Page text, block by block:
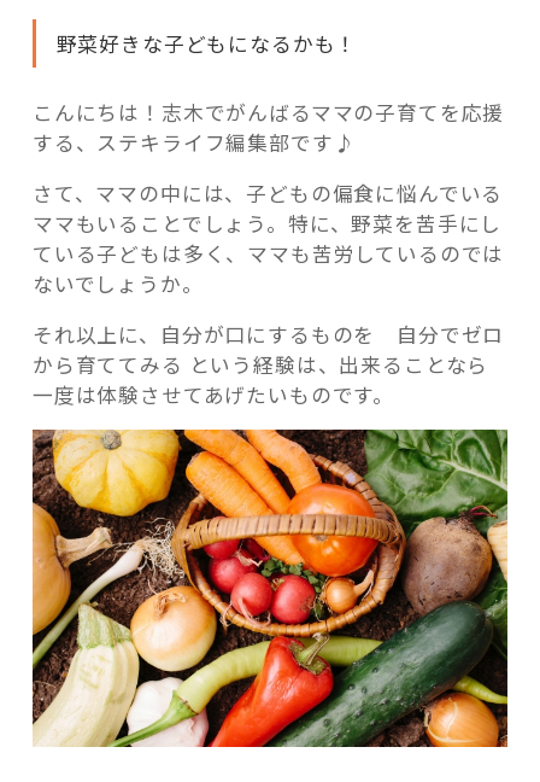
コーディネーター紹介
これからの暮らし 住み替え相談
記事検索
育
る
経
験
貴
重。。
有
機・
農
薬
野
菜
作
り
を
始
め
よ
う！
「シ
ェ
野菜好きな子どもになるかも！
こんにちは！志木でがんばるママの子育てを応援
する、ステキライフ編集部です♪
さて、ママの中には、子どもの偏食に悩んでいる
ママもいることでしょう。特に、野菜を苦手にし
ている子どもは多く、ママも苦労しているのでは
ないでしょうか。
それ以上に、自分が口にするものを 自分でゼロ
から育ててみる という経験は、出来ることなら
一度は体験させてあげたいものです。